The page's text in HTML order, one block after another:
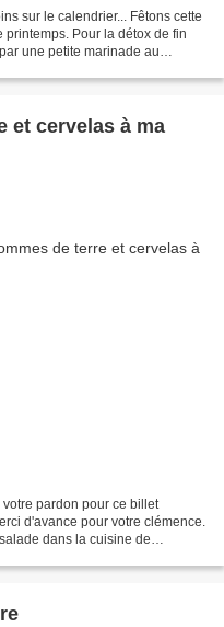
sur le calendrier... Fêtons cette
Pour la détox de fin
une petite marinade au
et cervelas à ma
pardon pour ce billet
d'avance pour votre clémence.
dans la cuisine de